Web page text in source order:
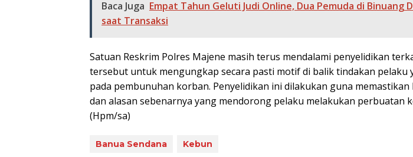
Baca Juga Empat Tahun Geluti Judi Online, Dua Pemuda di Binuang
saat Transaksi
Satuan Reskrim Polres Majene masih terus mendalami penyelidikan
tersebut untuk mengungkap secara pasti motif di balik tindakan pelaku
pada pembunuhan korban. Penyelidikan ini dilakukan guna
dan alasan sebenarnya yang mendorong pelaku melakukan perbuatan
(Hpm/sa)
Banua Sendana Kebun